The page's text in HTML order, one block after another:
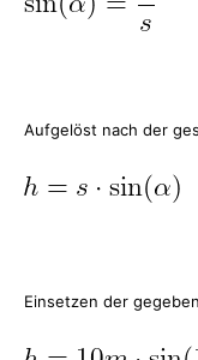
Aufgelöst nach der
Einsetzen der